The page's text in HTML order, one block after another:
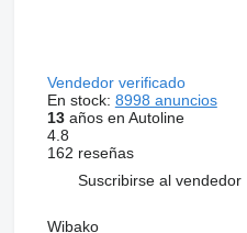
Vendedor verificado
En stock: 8998 anuncios
13años en Autoline
4.8
162 reseñas
Suscribirse al vendedor
Wibako